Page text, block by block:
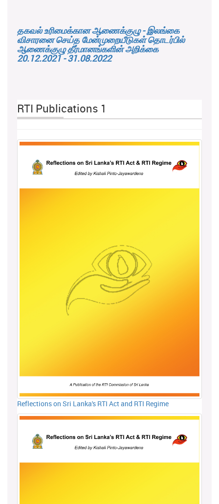
தகவல் உரிமைக்கான ஆணைக்குழு - இலங்கை
விசாரனை செய்த மேன்முறையீடுகள் தொடர்பில்
ஆணைக்குழு தீர்மானங்களின் அறிக்கை
20.12.2021 - 31.08.2022
RTI Publications 1
Reflections on Sri Lanka's RTI Act and RTI Regime